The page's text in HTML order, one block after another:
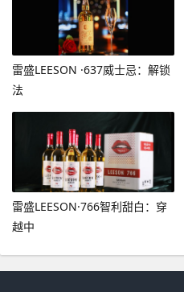
雷盛LEESON ·637威士忌：解锁
法
雷盛LEESON·766智利甜白：穿
越中